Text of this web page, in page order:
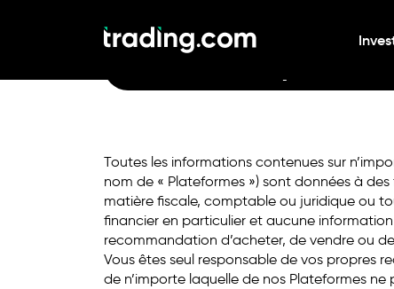
Tradez avec le
les marchés, en vrai.
Toutes les informations contenues sur
nom de « Plateformes ») sont données à
matière fiscale, comptable ou juridique ou
financier en particulier et aucune
recommandation d’acheter, de vendre ou
Vous êtes seul responsable de vos propres
de n’importe laquelle de nos Plateformes